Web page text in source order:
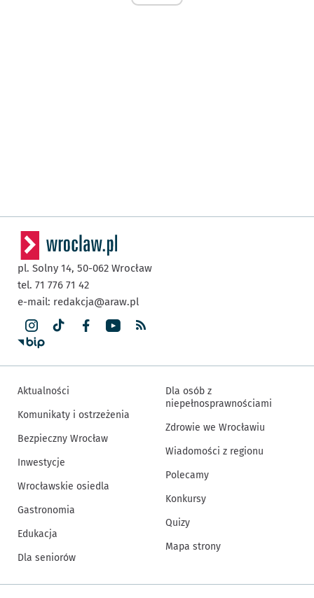
pl. Solny 14, 50-062 Wrocław
tel. 71 776 71 42
e-mail: redakcja@araw.pl
Aktualności
Komunikaty i ostrzeżenia
Bezpieczny Wrocław
Inwestycje
Wrocławskie osiedla
Gastronomia
Edukacja
Dla seniorów
Dla osób z
niepełnosprawnościami
Zdrowie we Wrocławiu
Wiadomości z regionu
Polecamy
Konkursy
Quizy
Mapa strony